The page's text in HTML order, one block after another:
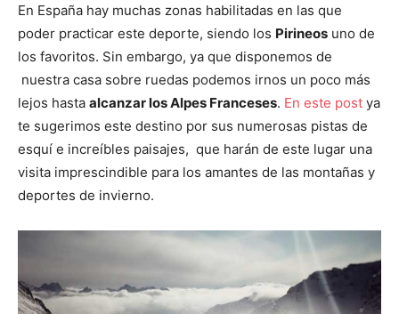
En España hay muchas zonas habilitadas en las que
poder practicar este deporte, siendo los Pirineos uno de
los favoritos. Sin embargo, ya que disponemos de
nuestra casa sobre ruedas podemos irnos un poco más
lejos hasta alcanzar los Alpes Franceses. En este post ya
te sugerimos este destino por sus numerosas pistas de
esquí e increíbles paisajes, que harán de este lugar una
visita imprescindible para los amantes de las montañas y
deportes de invierno.